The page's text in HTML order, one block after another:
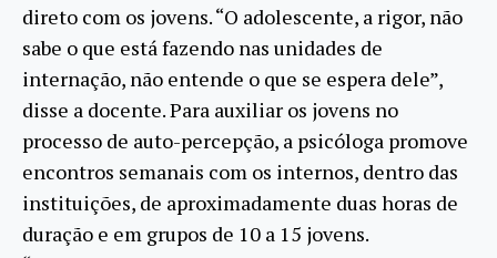
direto com os jovens. “O adolescente, a rigor, não
sabe o que está fazendo nas unidades de
internação, não entende o que se espera dele”,
disse a docente. Para auxiliar os jovens no
processo de auto-percepção, a psicóloga promove
encontros semanais com os internos, dentro das
instituições, de aproximadamente duas horas de
duração e em grupos de 10 a 15 jovens.